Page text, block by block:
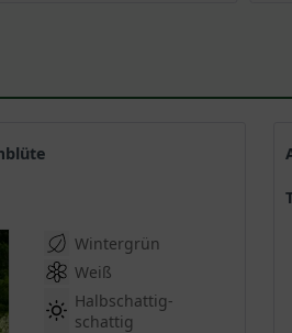
Wintergrün
Weiß
Halbschattig-
schattig